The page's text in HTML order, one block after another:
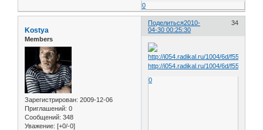
0
Поделиться 34
2010-
04-30 00:25:30
Kostya
Members
Зарегистрирован: 2009-12-06
Приглашений: 0
Сообщений: 348
Уважение: [+0/-0]
http://i054.radikal.ru/1004/6d/
0